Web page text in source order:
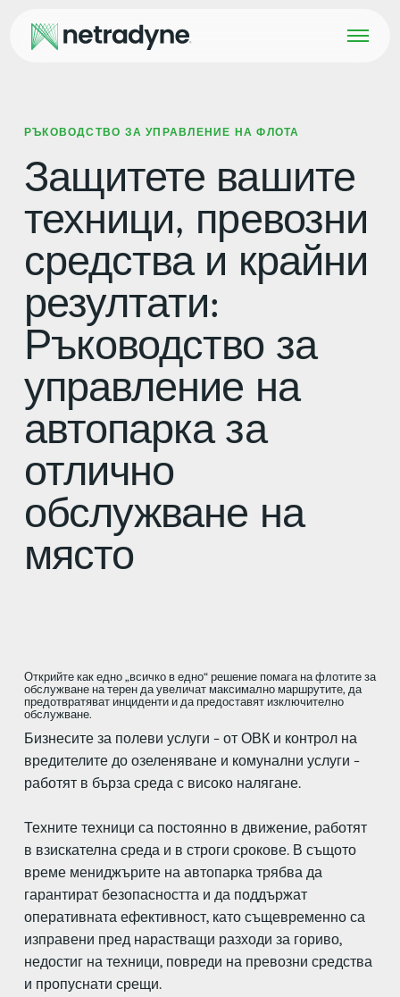
РЪКОВОДСТВО ЗА УПРАВЛЕНИЕ НА ФЛОТА
Защитете вашите
техници, превозни
средства и крайни
резултати:
Ръководство за
управление на
автопарка за
отлично
обслужване на
място
Открийте как едно „всичко в едно“ решение помага на флотите за
обслужване на терен да увеличат максимално маршрутите, да
предотвратяват инциденти и да предоставят изключително
обслужване.
Бизнесите за полеви услуги - от ОВК и контрол на
вредителите до озеленяване и комунални услуги -
работят в бърза среда с високо налягане.
Техните техници са постоянно в движение, работят
в взискателна среда и в строги срокове. В същото
време мениджърите на автопарка трябва да
гарантират безопасността и да поддържат
оперативната ефективност, като същевременно са
изправени пред нарастващи разходи за гориво,
недостиг на техници, повреди на превозни средства
и пропуснати срещи.